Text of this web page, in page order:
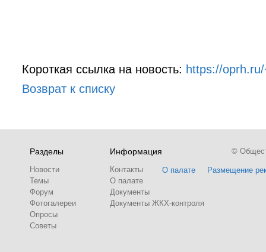
Короткая ссылка на новость: https://
Возврат к списку
Разделы
Новости
Темы
Форум
Фотогалереи
Опросы
Советы
Информация
Контакты
О палате
Документы
Документы ЖКХ-контроля
О палате Размещение
©